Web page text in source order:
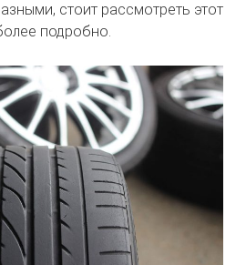
стоит рассмотреть этот
подробно.